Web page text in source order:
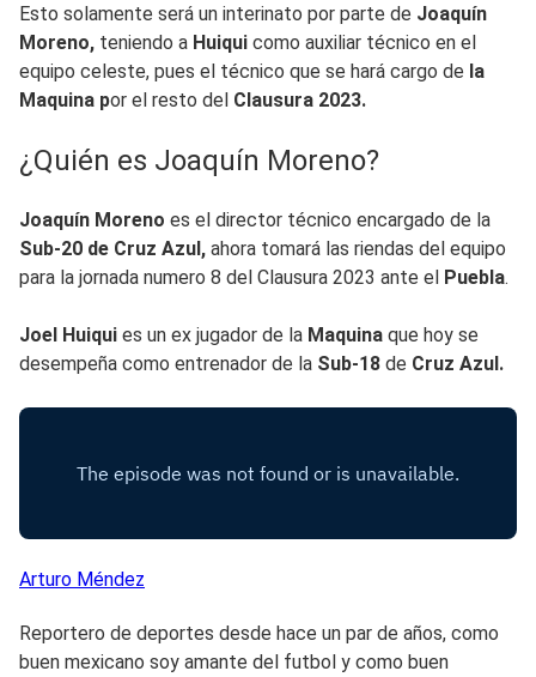
Esto solamente será un interinato por parte de Joaquín
Moreno, teniendo a Huiqui como auxiliar técnico en el
equipo celeste, pues el técnico que se hará cargo de la
Maquina por el resto del Clausura 2023.
¿Quién es Joaquín Moreno?
Joaquín Moreno es el director técnico encargado de la
Sub-20 de Cruz Azul, ahora tomará las riendas del equipo
para la jornada numero 8 del Clausura 2023 ante el Puebla.
Joel Huiqui es un ex jugador de la Maquina que hoy se
desempeña como entrenador de la Sub-18 de Cruz Azul.
Arturo Méndez
Reportero de deportes desde hace un par de años, como
buen mexicano soy amante del futbol y como buen